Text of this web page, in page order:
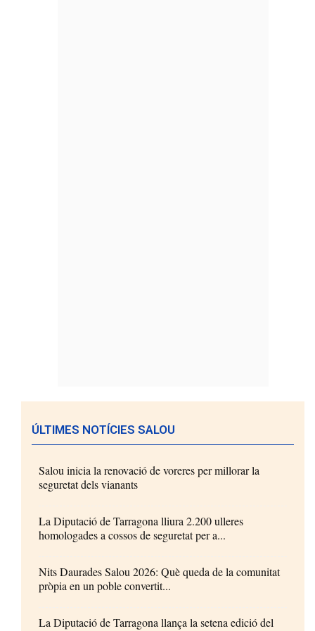
ÚLTIMES NOTÍCIES SALOU
Salou inicia la renovació de voreres per millorar la
seguretat dels vianants
La Diputació de Tarragona lliura 2.200 ulleres
homologades a cossos de seguretat per a...
Nits Daurades Salou 2026: Què queda de la comunitat
pròpia en un poble convertit...
La Diputació de Tarragona llança la setena edició del